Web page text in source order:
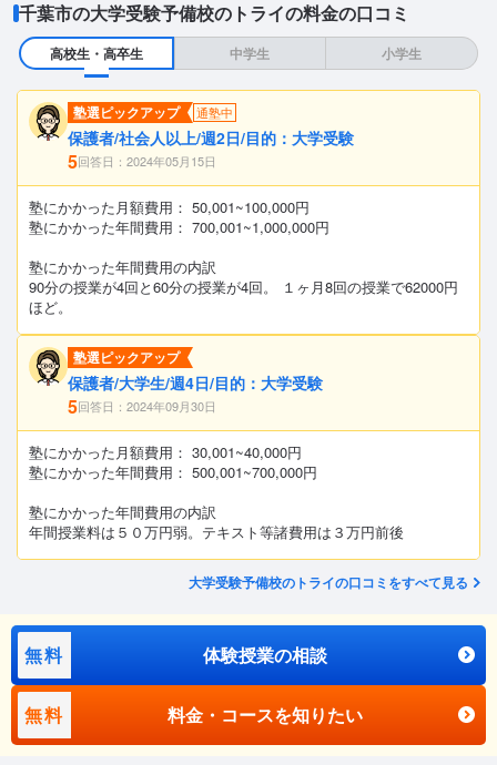
千葉市の大学受験予備校のトライの料金の口コミ
高校生・高卒生 中学生 小学生
塾選ピックアップ 通塾中
保護者/社会人以上/週2日/目的：大学受験
5回答日：2024年05月15日
塾にかかった月額費用： 50,001~100,000円
塾にかかった年間費用： 700,001~1,000,000円
塾にかかった年間費用の内訳
90分の授業が4回と60分の授業が4回。 １ヶ月8回の授業で62000円
ほど。
塾選ピックアップ
保護者/大学生/週4日/目的：大学受験
5回答日：2024年09月30日
塾にかかった月額費用： 30,001~40,000円
塾にかかった年間費用： 500,001~700,000円
塾にかかった年間費用の内訳
年間授業料は５０万円弱。テキスト等諸費用は３万円前後
大学受験予備校のトライの口コミをすべて見る
無料 体験授業の相談
無料 料金・コースを知りたい